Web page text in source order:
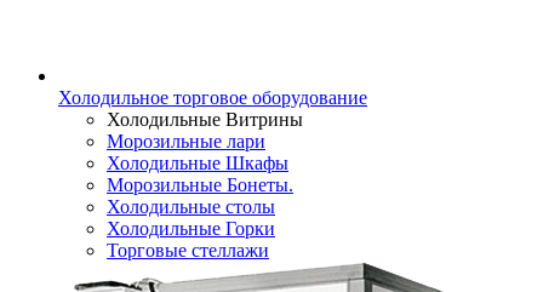
Холодильное торговое оборудование
Холодильные Витрины
Морозильные лари
Холодильные Шкафы
Морозильные Бонеты.
Холодильные столы
Холодильные Горки
Торговые стеллажи